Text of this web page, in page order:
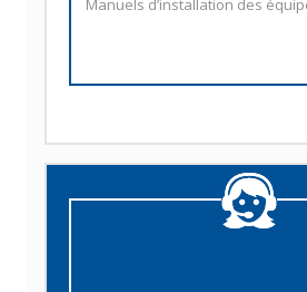
Manuels d’installation des